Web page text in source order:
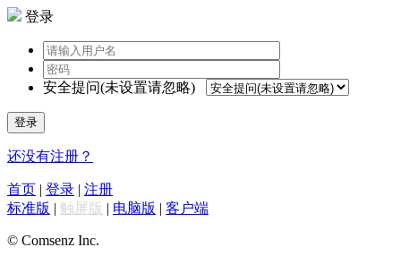
登录
安全提问(未设置请忽略)
登录
还没有注册？
首页 | 登录 | 注册
标准版 | 触屏版 | 电脑版 | 客户端
© Comsenz Inc.